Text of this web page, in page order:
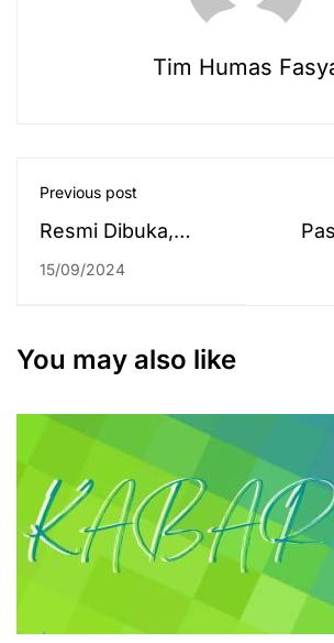
Tim Humas
Previous post
Resmi Dibuka,
4.216 Mahasiswa
Semester Ganjil
15/09/2024
OK,
You may also like